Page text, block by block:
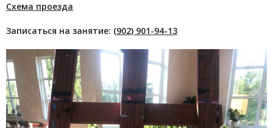
Схема проезда
Записаться на занятие: (902) 901-94-13